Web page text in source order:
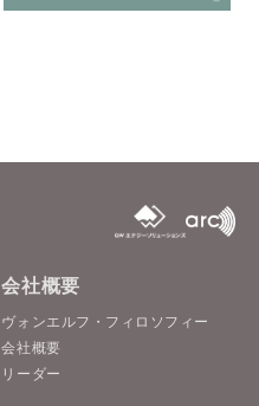
会社概要
ヴォンエルフ・フィロソフィー
会社概要
リーダー